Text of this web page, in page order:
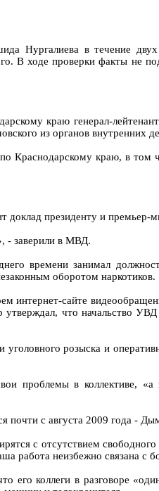
Нургалиева в течение
В ходе проверки факты не
краю генерал-
из органов
краю, в том
доклад президенту и премьер-
- заверили в МВД.
времени занимал
оборотом наркотиков.
сайте
что начальство
розыска и
проблемы в коллективе,
почти с августа 2009 года -
с отсутствием
неизбежно связана с
коллеги в разговоре